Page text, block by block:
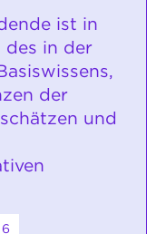
ist in
des in der
der
und